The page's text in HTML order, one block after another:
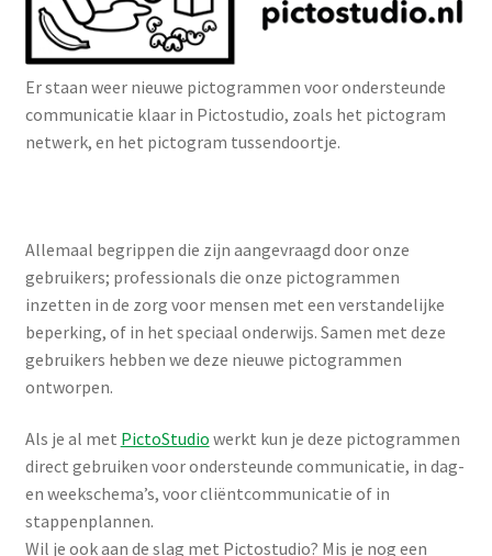
Er staan weer nieuwe pictogrammen voor ondersteunde
communicatie klaar in Pictostudio, zoals het pictogram
netwerk, en het pictogram tussendoortje.
Allemaal begrippen die zijn aangevraagd door onze
gebruikers; professionals die onze pictogrammen
inzetten in de zorg voor mensen met een verstandelijke
beperking, of in het speciaal onderwijs. Samen met deze
gebruikers hebben we deze nieuwe pictogrammen
ontworpen.
Als je al met PictoStudio werkt kun je deze pictogrammen
direct gebruiken voor ondersteunde communicatie, in dag-
en weekschema’s, voor cliëntcommunicatie of in
stappenplannen.
Wil je ook aan de slag met Pictostudio? Mis je nog een